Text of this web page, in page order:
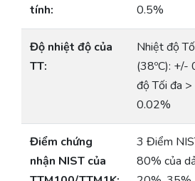
tính:
0.5%
Độ nhiệt độ của
TT:
Nhiệt độ
(38ºC): +/-
độ Tối đa
0.02%
Điểm chứng
nhận NIST của
3 Điểm
80% của